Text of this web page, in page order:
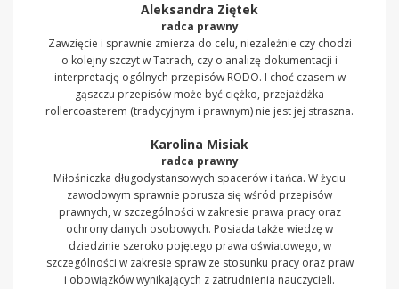
Aleksandra Ziętek
radca prawny
Zawzięcie i sprawnie zmierza do celu, niezależnie czy chodzi
o kolejny szczyt w Tatrach, czy o analizę dokumentacji i
interpretację ogólnych przepisów RODO. I choć czasem w
gąszczu przepisów może być ciężko, przejażdżka
rollercoasterem (tradycyjnym i prawnym) nie jest jej straszna.
Karolina Misiak
radca prawny
Miłośniczka długodystansowych spacerów i tańca. W życiu
zawodowym sprawnie porusza się wśród przepisów
prawnych, w szczególności w zakresie prawa pracy oraz
ochrony danych osobowych. Posiada także wiedzę w
dziedzinie szeroko pojętego prawa oświatowego, w
szczególności w zakresie spraw ze stosunku pracy oraz praw
i obowiązków wynikających z zatrudnienia nauczycieli.